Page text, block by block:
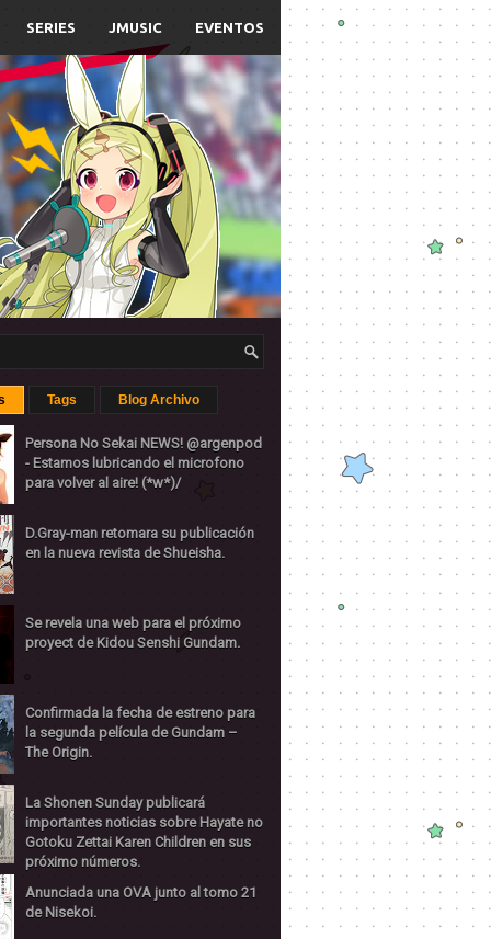
SERIES JMUSIC EVENTOS
Tags Blog Archivo
Persona No Sekai NEWS! @argenpod
- Estamos lubricando el microfono
para volver al aire! (*w*)/
D.Gray-man retomara su publicación
en la nueva revista de Shueisha.
Se revela una web para el próximo
proyect de Kidou Senshi Gundam.
Confirmada la fecha de estreno para
la segunda película de Gundam –
The Origin.
La Shonen Sunday publicará
importantes noticias sobre Hayate no
Gotoku Zettai Karen Children en sus
próximo números.
Anunciada una OVA junto al tomo 21
de Nisekoi.